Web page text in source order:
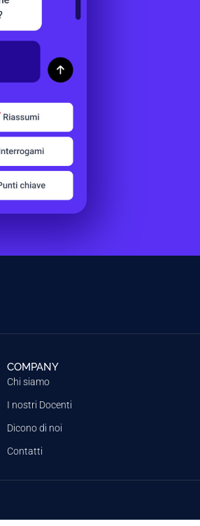
COMPANY
Chi siamo
I nostri Docenti
Dicono di noi
Contatti